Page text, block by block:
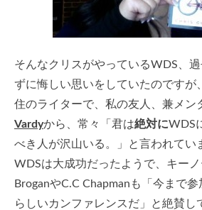
そんなクリスがやっているWDS、
ずに悔しい思いをしていたのですが
住のライターで、私の友人、兼メン
Vardyから、常々「君は絶対にWDS
べき人が沢山いる。」と言われてい
WDSは大成功だったようで、キー
BroganやC.C Chapmanも「今まで
らしいカンファレンスだ」と絶賛し